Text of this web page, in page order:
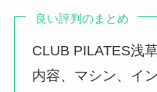
良い評判のまとめ
CLUB PILATES浅
内容、マシン、イ